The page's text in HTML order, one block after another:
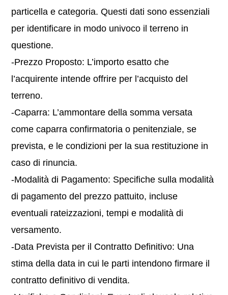
particella e categoria. Questi dati sono essenziali
per identificare in modo univoco il terreno in
questione.
-Prezzo Proposto: L’importo esatto che
l’acquirente intende offrire per l’acquisto del
terreno.
-Caparra: L’ammontare della somma versata
come caparra confirmatoria o penitenziale, se
prevista, e le condizioni per la sua restituzione in
caso di rinuncia.
-Modalità di Pagamento: Specifiche sulla modalità
di pagamento del prezzo pattuito, incluse
eventuali rateizzazioni, tempi e modalità di
versamento.
-Data Prevista per il Contratto Definitivo: Una
stima della data in cui le parti intendono firmare il
contratto definitivo di vendita.